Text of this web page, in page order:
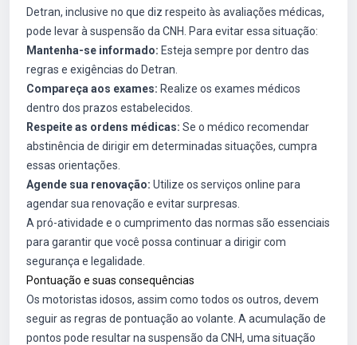
Detran, inclusive no que diz respeito às avaliações médicas,
pode levar à suspensão da CNH. Para evitar essa situação:
Mantenha-se informado: Esteja sempre por dentro das
regras e exigências do Detran.
Compareça aos exames: Realize os exames médicos
dentro dos prazos estabelecidos.
Respeite as ordens médicas: Se o médico recomendar
abstinência de dirigir em determinadas situações, cumpra
essas orientações.
Agende sua renovação: Utilize os serviços online para
agendar sua renovação e evitar surpresas.
A pró-atividade e o cumprimento das normas são essenciais
para garantir que você possa continuar a dirigir com
segurança e legalidade.
Pontuação e suas consequências
Os motoristas idosos, assim como todos os outros, devem
seguir as regras de pontuação ao volante. A acumulação de
pontos pode resultar na suspensão da CNH, uma situação